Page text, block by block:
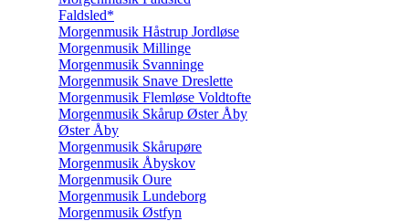
Faldsled*
Morgenmusik Håstrup Jordløse
Morgenmusik Millinge
Morgenmusik Svanninge
Morgenmusik Snave Dreslette
Morgenmusik Flemløse Voldtofte
Morgenmusik Skårup Øster Åby
Øster Åby
Morgenmusik Skårupøre
Morgenmusik Åbyskov
Morgenmusik Oure
Morgenmusik Lundeborg
Morgenmusik Østfyn